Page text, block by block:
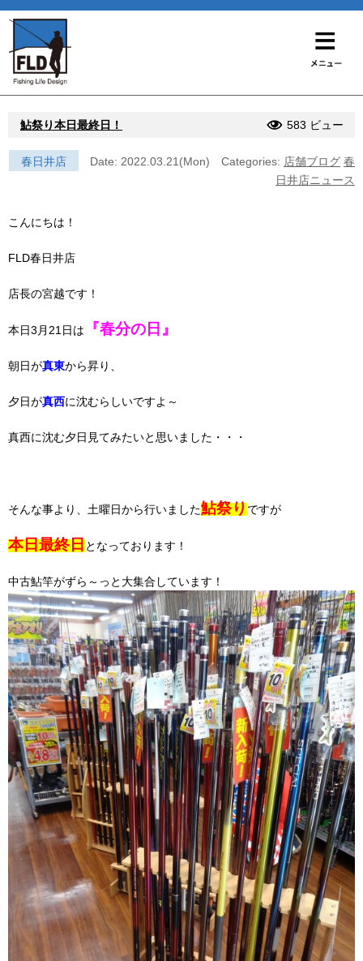
鮎祭り本日最終日！ 583 ビュー
春日井店 Date: 2022.03.21(Mon) Categories: 店舗ブログ 春
日井店ニュース
こんにちは！
FLD春日井店
店長の宮越です！
本日3月21日は 『春分の日』
朝日が真東から昇り、
夕日が真西に沈むらしいですよ～
真西に沈む夕日見てみたいと思いました・・・
そんな事より、土曜日から行いました鮎祭りですが
本日最終日となっております！
中古鮎竿がずら～っと大集合しています！